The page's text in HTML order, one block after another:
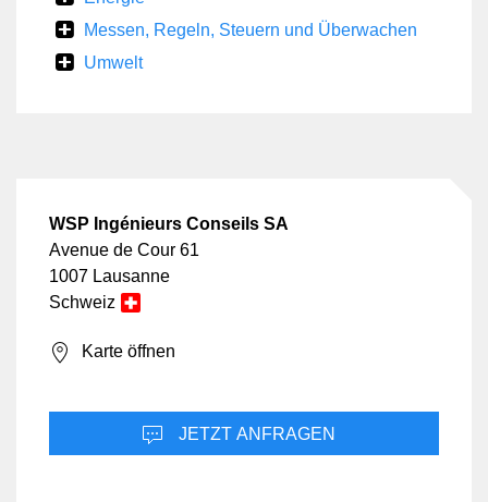
Universitäten und Startups.
Führungsrolle in der Schweiz, mit einer starken Präsenz in
Frankreich: Wir bewegen uns schon lange in einer
binationalen Kultur, wodurch wir in beiden Ländern
erfolgreich agieren können.
Messen, Regeln, Steuern und Überwachen
Umwelt
WSP Ingénieurs Conseils SA
Avenue de Cour 61
1007 Lausanne
Schweiz
Karte öffnen
JETZT ANFRAGEN